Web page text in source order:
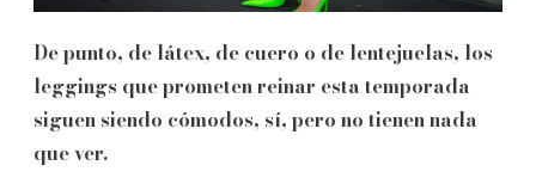
De punto, de látex, de cuero o de lentejuelas, los
leggings que prometen reinar esta temporada
siguen siendo cómodos, sí, pero no tienen nada
que ver.